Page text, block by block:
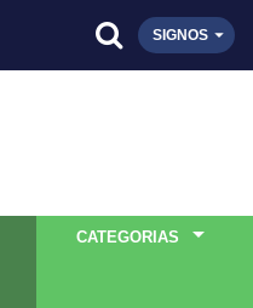
SIGNOS
CATEGORIAS